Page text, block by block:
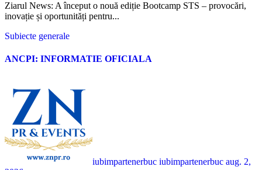
Ziarul News: A început o nouă ediție Bootcamp STS – provocări,
inovație și oportunități pentru...
Subiecte generale
ANCPI: INFORMATIE OFICIALA
iubimpartenerbuc iubimpartenerbuc aug. 2,